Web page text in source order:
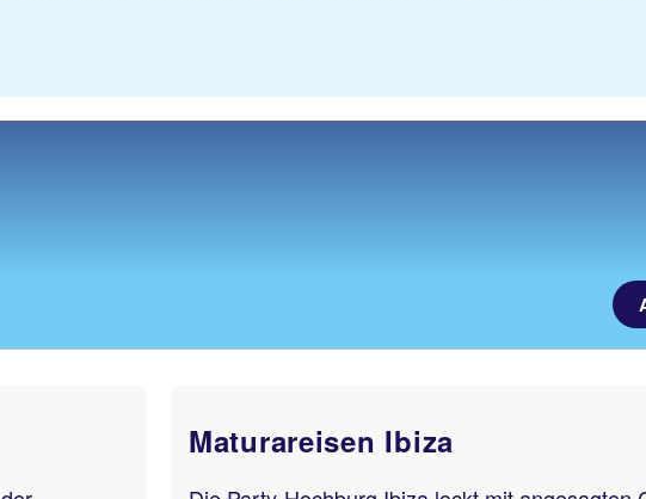
Maturareisen Ibiza